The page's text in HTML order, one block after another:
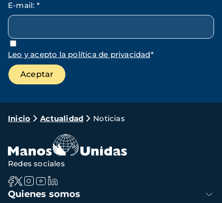
E-mail: *
Leo y acepto la política de privacidad*
Ruta
navegación
Inicio Actualidad Noticias
Navegación
Quienes somos
Redes sociales